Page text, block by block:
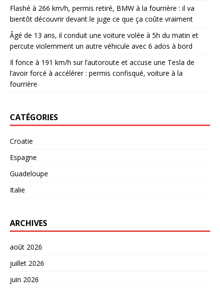
Flashé à 266 km/h, permis retiré, BMW à la fourrière : il va
bientôt découvrir devant le juge ce que ça coûte vraiment
Âgé de 13 ans, il conduit une voiture volée à 5h du matin et
percute violemment un autre véhicule avec 6 ados à bord
Il fonce à 191 km/h sur l’autoroute et accuse une Tesla de
l’avoir forcé à accélérer : permis confisqué, voiture à la
fourrière
CATÉGORIES
Croatie
Espagne
Guadeloupe
Italie
ARCHIVES
août 2026
juillet 2026
juin 2026